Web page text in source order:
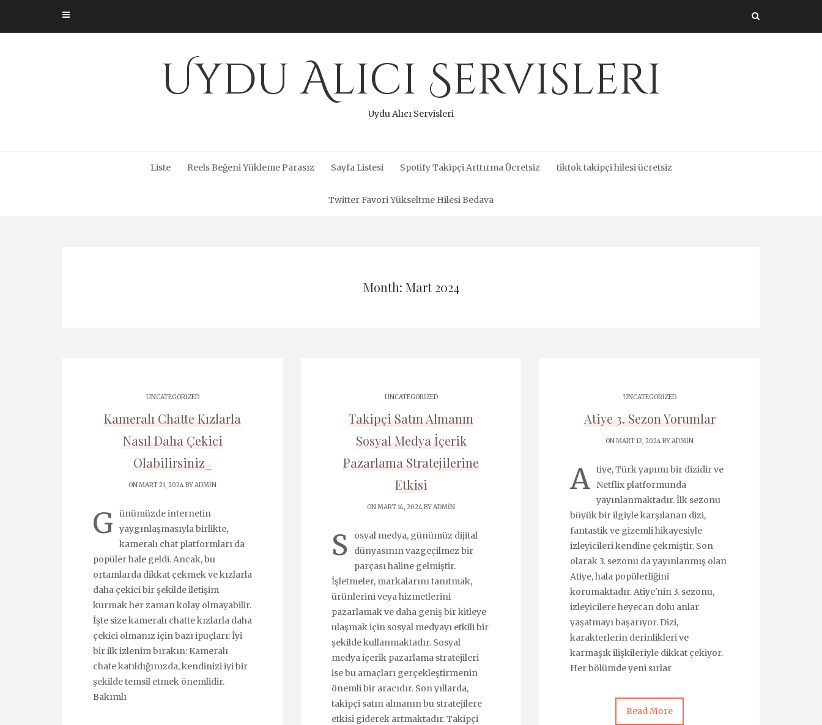
content
Uydu Alıcı Servisleri
Uydu Alıcı Servisleri
Liste Reels Beğeni Yükleme Parasız Sayfa Listesi Spotify Takipçi Arttırma Ücretsiz tiktok takipçi hilesi ücretsiz
Twitter Favori Yükseltme Hilesi Bedava
Month: Mart 2024
UNCATEGORIZED
Kameralı Chatte Kızlarla
Nasıl Daha Çekici
Olabilirsiniz_
ON MART 21, 2024 BYADMIN
G
ünümüzde internetin
yaygınlaşmasıyla birlikte,
kameralı chat platformları da
popüler hale geldi. Ancak, bu
ortamlarda dikkat çekmek ve kızlarla
daha çekici bir şekilde iletişim
kurmak her zaman kolay olmayabilir.
İşte size kameralı chatte kızlarla daha
çekici olmanız için bazı ipuçları: İyi
bir ilk izlenim bırakın: Kameralı
chate katıldığınızda, kendinizi iyi bir
şekilde temsil etmek önemlidir.
Bakımlı
UNCATEGORIZED
Takipçi Satın Almanın
Sosyal Medya İçerik
Pazarlama Stratejilerine
Etkisi
ON MART 14, 2024 BYADMIN
S
osyal medya, günümüz dijital
dünyasının vazgeçilmez bir
parçası haline gelmiştir.
İşletmeler, markalarını tanıtmak,
ürünlerini veya hizmetlerini
pazarlamak ve daha geniş bir kitleye
ulaşmak için sosyal medyayı etkili bir
şekilde kullanmaktadır. Sosyal
medya içerik pazarlama stratejileri
ise bu amaçları gerçekleştirmenin
önemli bir aracıdır. Son yıllarda,
takipçi satın almanın bu stratejilere
etkisi giderek artmaktadır. Takipçi
UNCATEGORIZED
Atiye 3. Sezon Yorumlar
ON MART 12, 2024 BYADMIN
A tiye, Türk yapımı bir dizidir ve
Netflix platformunda
yayınlanmaktadır. İlk sezonu
büyük bir ilgiyle karşılanan dizi,
fantastik ve gizemli hikayesiyle
izleyicileri kendine çekmiştir. Son
olarak 3. sezonu da yayınlanmış olan
Atiye, hala popülerliğini
korumaktadır. Atiye'nin 3. sezonu,
izleyicilere heyecan dolu anlar
yaşatmayı başarıyor. Dizi,
karakterlerin derinlikleri ve
karmaşık ilişkileriyle dikkat çekiyor.
Her bölümde yeni sırlar
Read More